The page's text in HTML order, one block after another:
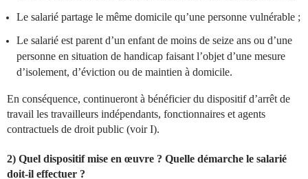
Le salarié partage le même domicile qu’une personne vulnérable ;
Le salarié est parent d’un enfant de moins de seize ans ou d’une
personne en situation de handicap faisant l’objet d’une mesure
d’isolement, d’éviction ou de maintien à domicile.
En conséquence, continueront à bénéficier du dispositif d’arrêt de
travail les travailleurs indépendants, fonctionnaires et agents
contractuels de droit public (voir I).
2) Quel dispositif mise en œuvre ? Quelle démarche le salarié
doit-il effectuer ?